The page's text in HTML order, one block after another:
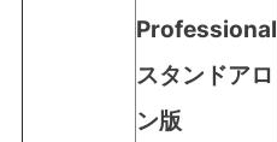
Professional
スタンドアロ
ン版